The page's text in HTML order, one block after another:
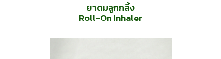
ยาดมลูกกลิ้ง
Roll-On Inhaler